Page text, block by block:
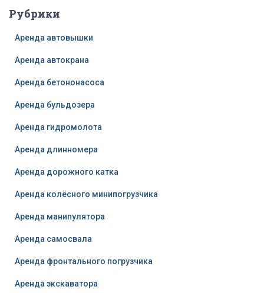
Рубрики
Аренда автовышки
Аренда автокрана
Аренда бетононасоса
Аренда бульдозера
Аренда гидромолота
Аренда длинномера
Аренда дорожного катка
Аренда колёсного минипогрузчика
Аренда манипулятора
Аренда самосвала
Аренда фронтального погрузчика
Аренда экскаватора